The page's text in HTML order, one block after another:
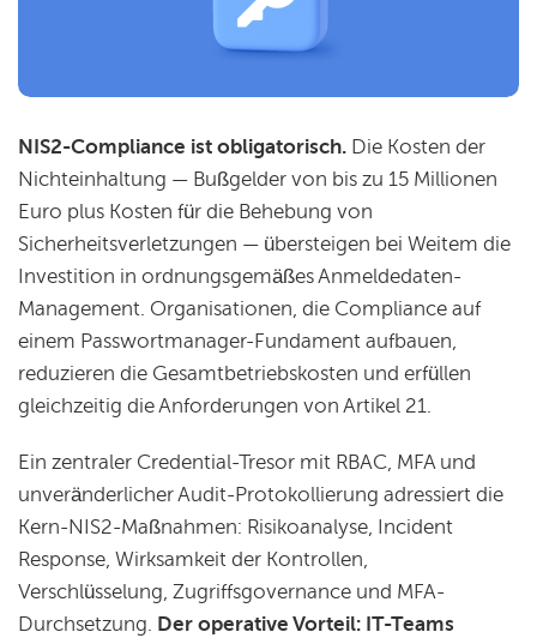
NIS2-Compliance ist obligatorisch. Die Kosten der
Nichteinhaltung — Bußgelder von bis zu 15 Millionen
Euro plus Kosten für die Behebung von
Sicherheitsverletzungen — übersteigen bei Weitem die
Investition in ordnungsgemäßes Anmeldedaten-
Management. Organisationen, die Compliance auf
einem Passwortmanager-Fundament aufbauen,
reduzieren die Gesamtbetriebskosten und erfüllen
gleichzeitig die Anforderungen von Artikel 21.
Ein zentraler Credential-Tresor mit RBAC, MFA und
unveränderlicher Audit-Protokollierung adressiert die
Kern-NIS2-Maßnahmen: Risikoanalyse, Incident
Response, Wirksamkeit der Kontrollen,
Verschlüsselung, Zugriffsgovernance und MFA-
Durchsetzung. Der operative Vorteil: IT-Teams